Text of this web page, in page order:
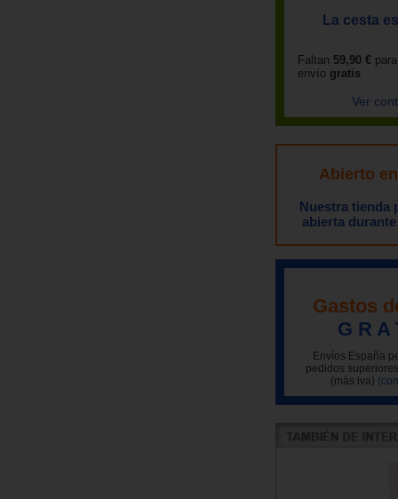
La cesta
Faltan 59,90 €
envío gratis
Ver
Abierto
Nuestra tienda
abierta
Gastos
G R A
Envíos España
pedidos
(más iva)